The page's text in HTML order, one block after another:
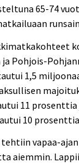
65-74
Pohjois-
1,5
11 prosenttia
10
tehtiin vapaa-
aiemmin.